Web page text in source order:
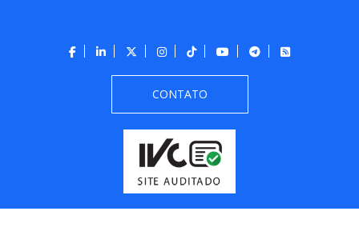
CONTATO